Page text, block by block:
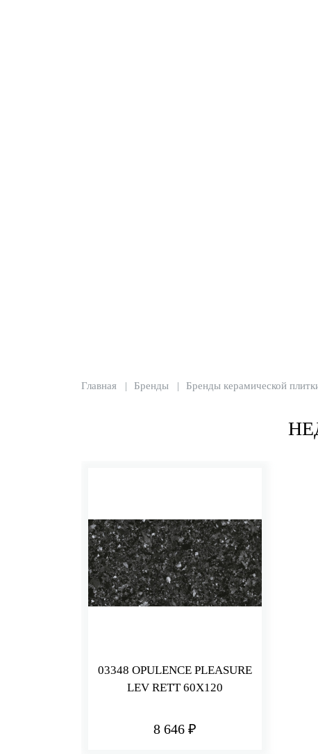
Главная Бренды Бренды керамической
03348 OPULENCE PLEASURE
LEV RETT 60X120
8 646 ₽